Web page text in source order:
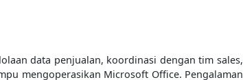
data penjualan, koordinasi dengan tim sales,
mengoperasikan Microsoft Office. Pengalaman